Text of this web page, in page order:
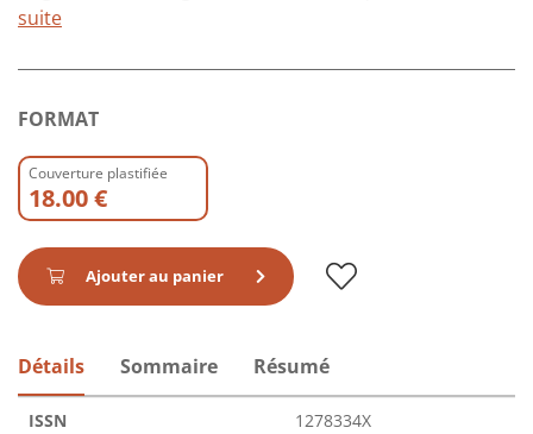
suite
FORMAT
Couverture plastifiée
18.00 €
Ajouter au panier
Détails Sommaire Résumé
ISSN 1278334X